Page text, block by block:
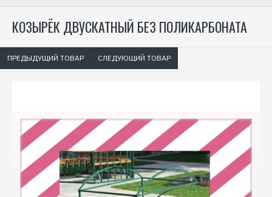
КОЗЫРЁК ДВУСКАТНЫЙ БЕЗ ПОЛИКАРБОНАТА
ПРЕДЫДУЩИЙ ТОВАР СЛЕДУЮЩИЙ ТОВАР